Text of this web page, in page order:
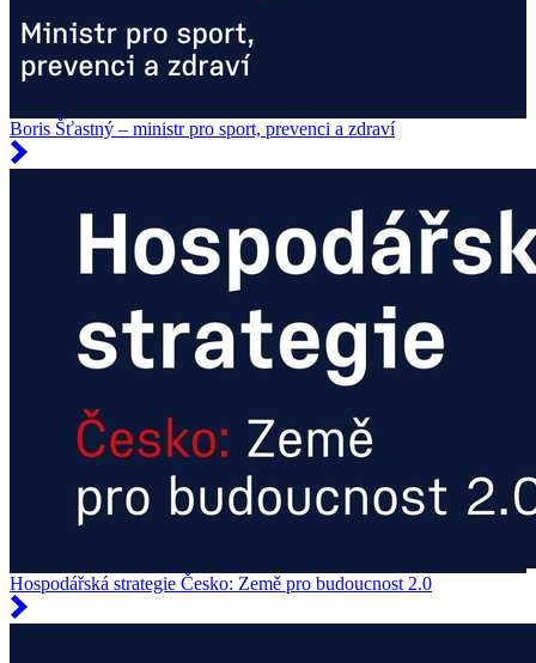
Boris Šťastný – ministr pro sport, prevenci a zdraví
Hospodářská strategie Česko: Země pro budoucnost 2.0